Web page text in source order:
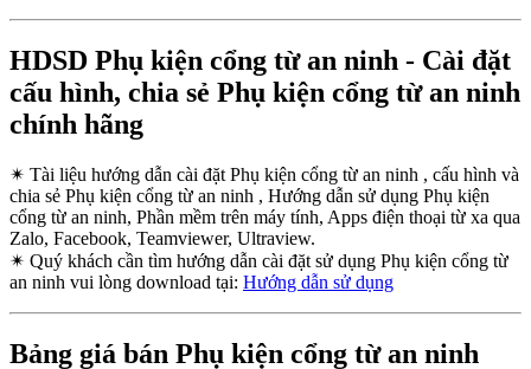
HDSD Phụ kiện cổng từ an ninh - Cài đặt
cấu hình, chia sẻ Phụ kiện cổng từ an ninh
chính hãng
✴ Tài liệu hướng dẫn cài đặt Phụ kiện cổng từ an ninh , cấu hình và
chia sẻ Phụ kiện cổng từ an ninh , Hướng dẫn sử dụng Phụ kiện
cổng từ an ninh, Phần mềm trên máy tính, Apps điện thoại từ xa qua
Zalo, Facebook, Teamviewer, Ultraview.
✴ Quý khách cần tìm hướng dẫn cài đặt sử dụng Phụ kiện cổng từ
an ninh vui lòng download tại: Hướng dẫn sử dụng
Bảng giá bán Phụ kiện cổng từ an ninh